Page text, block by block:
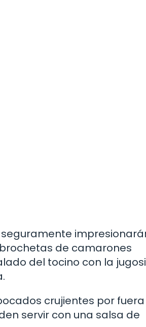
de camarones
del tocino con la
crujientes por
servir con una salsa de